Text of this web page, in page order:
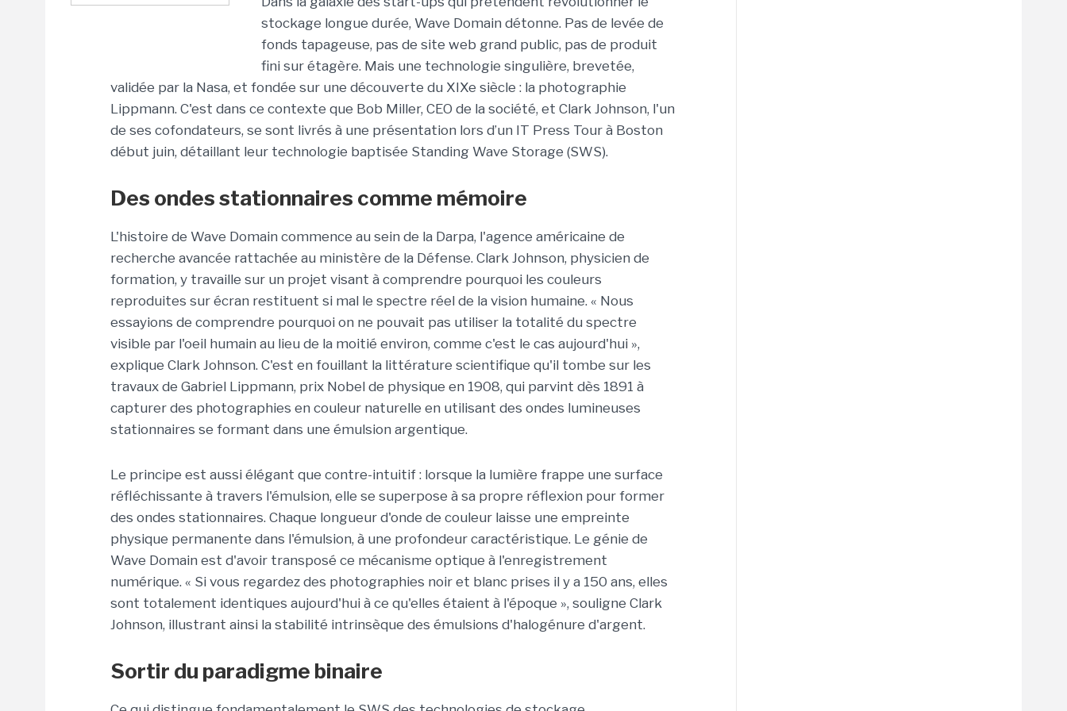
stockage longue durée, Wave Domain détonne. Pas de levée de
fonds tapageuse, pas de site web grand public, pas de produit
fini sur étagère. Mais une technologie singulière, brevetée,
validée par la Nasa, et fondée sur une découverte du XIXe siècle : la photographie
Lippmann. C'est dans ce contexte que Bob Miller, CEO de la société, et Clark Johnson, l'un
de ses cofondateurs, se sont livrés à une présentation lors d’un IT Press Tour à Boston
début juin, détaillant leur technologie baptisée Standing Wave Storage (SWS).
Des ondes stationnaires comme mémoire
L'histoire de Wave Domain commence au sein de la Darpa, l'agence américaine de
recherche avancée rattachée au ministère de la Défense. Clark Johnson, physicien de
formation, y travaille sur un projet visant à comprendre pourquoi les couleurs
reproduites sur écran restituent si mal le spectre réel de la vision humaine. « Nous
essayions de comprendre pourquoi on ne pouvait pas utiliser la totalité du spectre
visible par l'oeil humain au lieu de la moitié environ, comme c'est le cas aujourd'hui »,
explique Clark Johnson. C'est en fouillant la littérature scientifique qu'il tombe sur les
travaux de Gabriel Lippmann, prix Nobel de physique en 1908, qui parvint dès 1891 à
capturer des photographies en couleur naturelle en utilisant des ondes lumineuses
stationnaires se formant dans une émulsion argentique.
Le principe est aussi élégant que contre-intuitif : lorsque la lumière frappe une surface
réfléchissante à travers l'émulsion, elle se superpose à sa propre réflexion pour former
des ondes stationnaires. Chaque longueur d'onde de couleur laisse une empreinte
physique permanente dans l'émulsion, à une profondeur caractéristique. Le génie de
Wave Domain est d'avoir transposé ce mécanisme optique à l'enregistrement
numérique. « Si vous regardez des photographies noir et blanc prises il y a 150 ans, elles
sont totalement identiques aujourd'hui à ce qu'elles étaient à l'époque », souligne Clark
Johnson, illustrant ainsi la stabilité intrinsèque des émulsions d'halogénure d'argent.
Sortir du paradigme binaire